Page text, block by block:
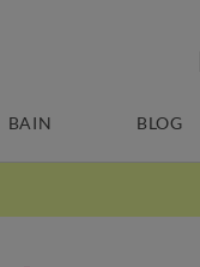
BAIN BLOG